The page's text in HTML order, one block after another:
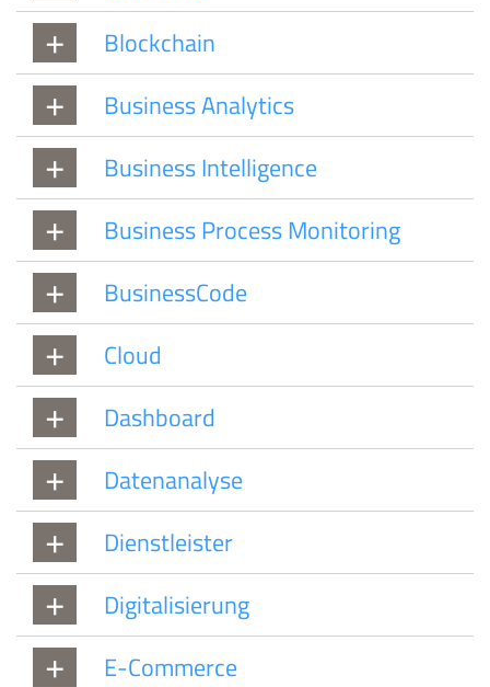
Blockchain
Business Analytics
Business Intelligence
Business Process Monitoring
BusinessCode
Cloud
Dashboard
Datenanalyse
Dienstleister
Digitalisierung
E-Commerce